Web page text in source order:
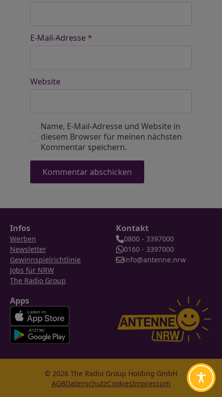
E-Mail-Adresse *
Website
Name, E-Mail-Adresse und Website in
diesem Browser für meinen nächsten
Kommentar speichern.
Infos
Werben
Newsletter
Gewinnspielrichtlinie
Jobs für NRW
The Radio Group
Kontakt
0800 - 3397000
0160 - 3397000
info@antenne.nrw
Apps
© 2026 The Radio Group Holding GmbH
AGBDatenschutzCookiesImpressum